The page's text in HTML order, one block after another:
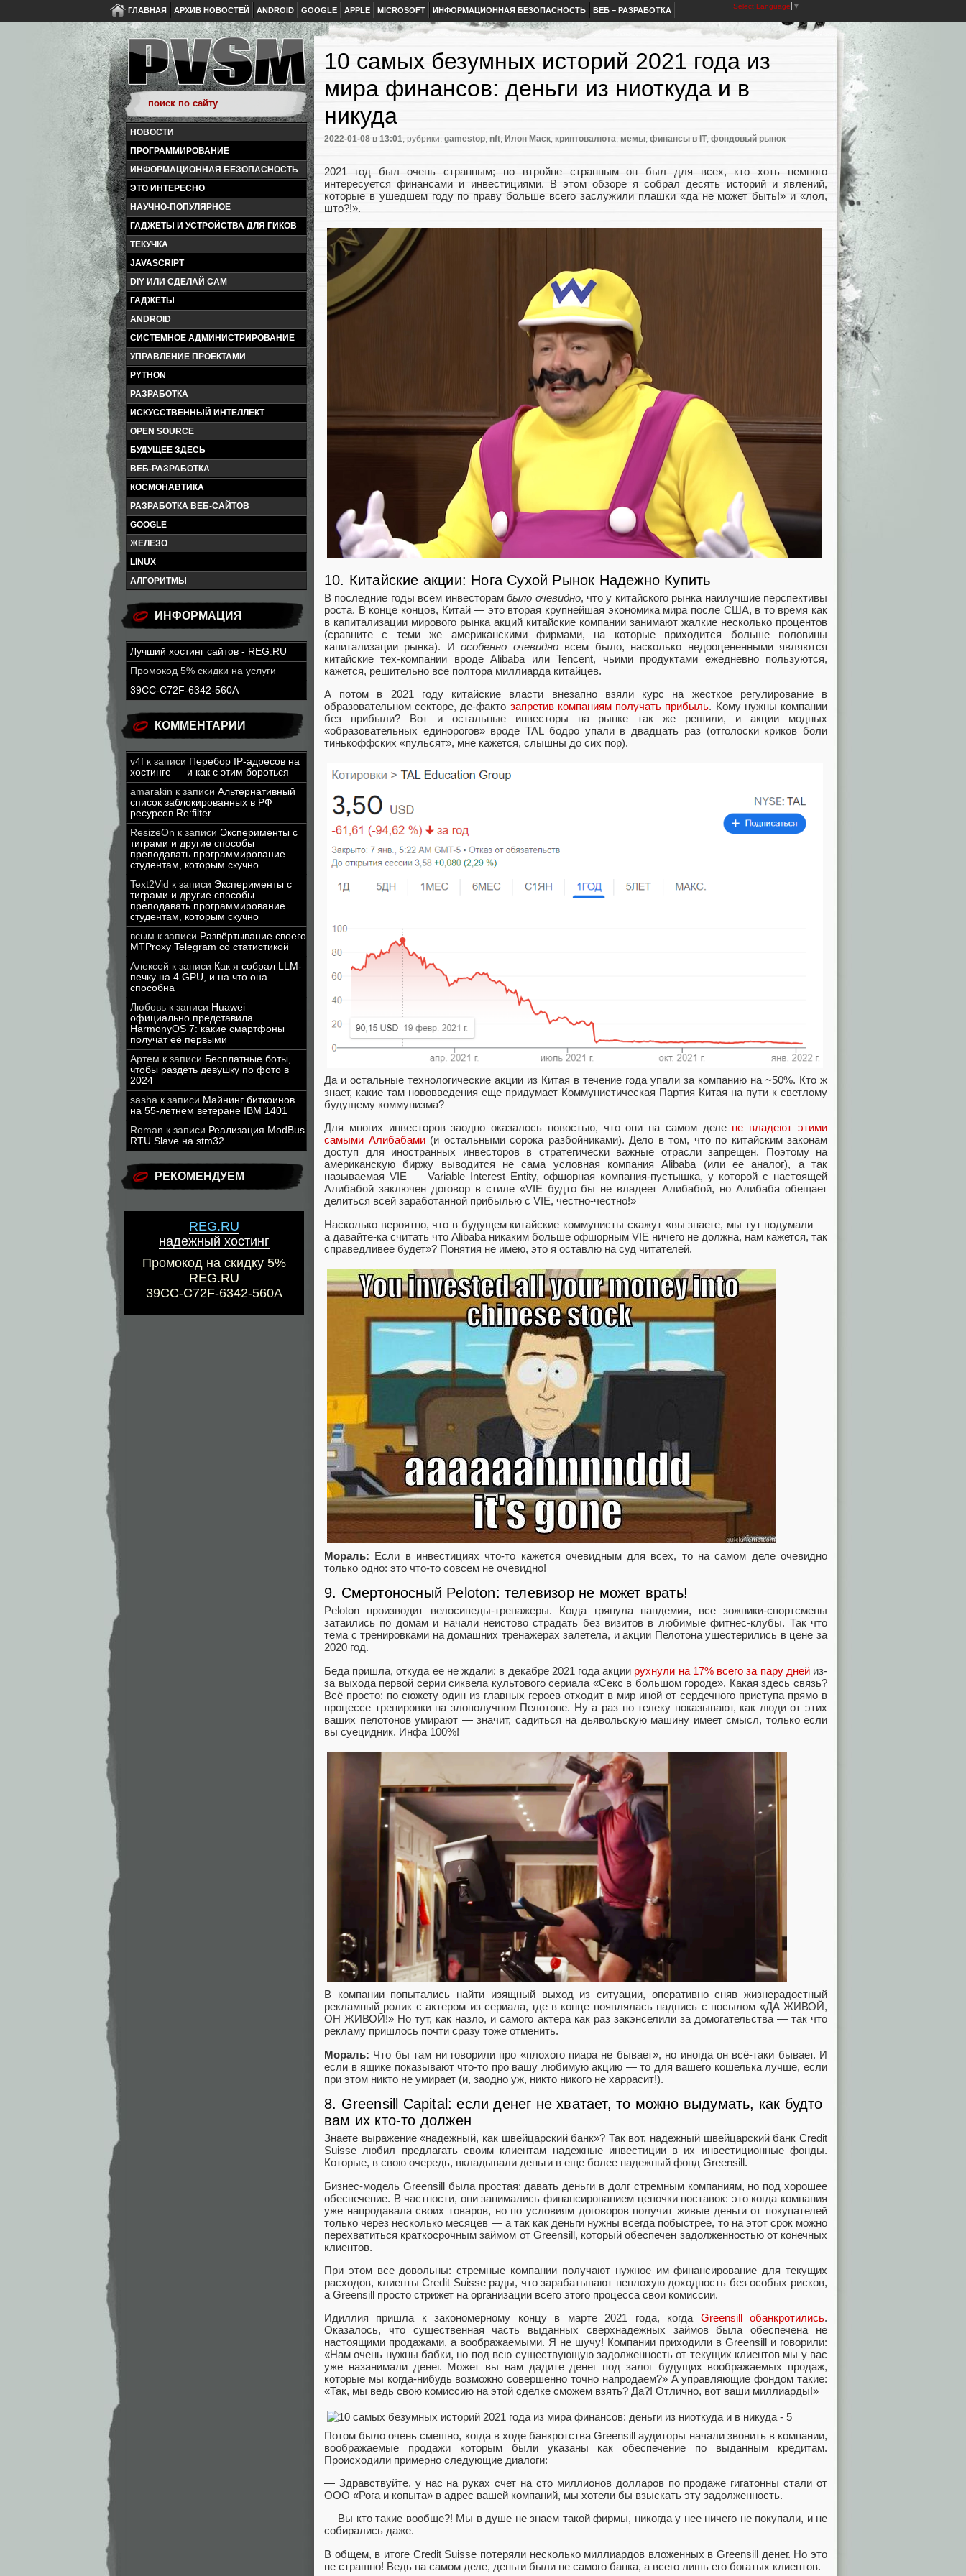
ГЛАВНАЯ АРХИВ НОВОСТЕЙ ANDROID GOOGLE APPLE MICROSOFT ИНФОРМАЦИОННАЯ БЕЗОПАСНОСТЬ ВЕБ – РАЗРАБОТКА Select Language ▼
НОВОСТИ
ПРОГРАММИРОВАНИЕ
ИНФОРМАЦИОННАЯ БЕЗОПАСНОСТЬ
ЭТО ИНТЕРЕСНО
НАУЧНО-ПОПУЛЯРНОЕ
ГАДЖЕТЫ И УСТРОЙСТВА ДЛЯ ГИКОВ
ТЕКУЧКА
JAVASCRIPT
DIY ИЛИ СДЕЛАЙ САМ
ГАДЖЕТЫ
ANDROID
СИСТЕМНОЕ АДМИНИСТРИРОВАНИЕ
УПРАВЛЕНИЕ ПРОЕКТАМИ
PYTHON
РАЗРАБОТКА
ИСКУССТВЕННЫЙ ИНТЕЛЛЕКТ
OPEN SOURCE
БУДУЩЕЕ ЗДЕСЬ
ВЕБ-РАЗРАБОТКА
КОСМОНАВТИКА
РАЗРАБОТКА ВЕБ-САЙТОВ
GOOGLE
ЖЕЛЕЗО
LINUX
АЛГОРИТМЫ
ИНФОРМАЦИЯ
Лучший хостинг сайтов - REG.RU
Промокод 5% скидки на услуги
39CC-C72F-6342-560A
КОММЕНТАРИИ
v4f к записи Перебор IP-адресов на
хостинге — и как с этим бороться
amarakin к записи Альтернативный
список заблокированных в РФ
ресурсов Re:filter
ResizeOn к записи Эксперименты с
тиграми и другие способы
преподавать программирование
студентам, которым скучно
Text2Vid к записи Эксперименты с
тиграми и другие способы
преподавать программирование
студентам, которым скучно
всым к записи Развёртывание своего
MTProxy Telegram со статистикой
Алексей к записи Как я собрал LLM-
печку на 4 GPU, и на что она
способна
Любовь к записи Huawei
официально представила
HarmonyOS 7: какие смартфоны
получат её первыми
Артем к записи Бесплатные боты,
чтобы раздеть девушку по фото в
2024
sasha к записи Майнинг биткоинов
на 55-летнем ветеране IBM 1401
Roman к записи Реализация ModBus
RTU Slave на stm32
РЕКОМЕНДУЕМ
REG.RU
надежный хостинг
Промокод на скидку 5%
REG.RU
39CC-C72F-6342-560A
10 самых безумных историй 2021 года из
мира финансов: деньги из ниоткуда и в
никуда
2022-01-08 в 13:01, рубрики: gamestop, nft, Илон Маск, криптовалюта, мемы, финансы в IT, фондовый рынок
2021 год был очень странным; но втройне странным он был для всех, кто хоть немного
интересуется финансами и инвестициями. В этом обзоре я собрал десять историй и явлений,
которые в ушедшем году по праву больше всего заслужили плашки «да не может быть!» и «лол,
што?!».
10. Китайские акции: Нога Сухой Рынок Надежно Купить
В последние годы всем инвесторамбыло очевидно, что у китайского рынка наилучшие перспективы
роста. В конце концов, Китай — это вторая крупнейшая экономика мира после США, в то время как
в капитализации мирового рынка акций китайские компании занимают жалкие несколько процентов
(сравните с теми же американскими фирмами, на которые приходится больше половины
капитализации рынка). Иособенно очевидновсем было, насколько недооцененными являются
китайские тех-компании вроде Alibaba или Tencent, чьими продуктами ежедневно пользуются,
кажется, решительно все полтора миллиарда китайцев.
А потом в 2021 году китайские власти внезапно взяли курс на жесткое регулирование в
образовательном секторе, де-факто запретив компаниям получать прибыль. Кому нужны компании
без прибыли? Вот и остальные инвесторы на рынке так же решили, и акции модных
«образовательных единорогов» вроде TAL бодро упали в двадцать раз (отголоски криков боли
тинькоффских «пульсят», мне кажется, слышны до сих пор).
Да и остальные технологические акции из Китая в течение года упали за компанию на ~50%. Кто ж
знает, какие там нововведения еще придумает Коммунистическая Партия Китая на пути к светлому
будущему коммунизма?
Для многих инвесторов заодно оказалось новостью, что они на самом деле не владеют этими
самыми Алибабами(и остальными сорока разбойниками). Дело в том, что по китайским законам
доступ для иностранных инвесторов в стратегически важные отрасли запрещен. Поэтому на
американскую биржу выводится не сама условная компания Alibaba (или ее аналог), а так
называемая VIE — Variable Interest Entity, офшорная компания-пустышка, у которой с настоящей
Алибабой заключен договор в стиле «VIE будто бы не владеет Алибабой, но Алибаба обещает
делиться всей заработанной прибылью с VIE, честно-честно!»
Насколько вероятно, что в будущем китайские коммунисты скажут «вы знаете, мы тут подумали —
а давайте-ка считать что Alibaba никаким больше офшорным VIE ничего не должна, нам кажется, так
справедливее будет»? Понятия не имею, это я оставлю на суд читателей.
Мораль: Если в инвестициях что-то кажется очевидным для всех, то на самом деле очевидно
только одно: это что-то совсем не очевидно!
9. Смертоносный Peloton: телевизор не может врать!
Peloton производит велосипеды-тренажеры. Когда грянула пандемия, все зожники-спортсмены
затаились по домам и начали неистово страдать без визитов в любимые фитнес-клубы. Так что
тема с тренировками на домашних тренажерах залетела, и акции Пелотона ушестерились в цене за
2020 год.
Беда пришла, откуда ее не ждали: в декабре 2021 года акции рухнули на 17% всего за пару днейиз-
за выхода первой серии сиквела культового сериала «Секс в большом городе». Какая здесь связь?
Всё просто: по сюжету один из главных героев отходит в мир иной от сердечного приступа прямо в
процессе тренировки на злополучном Пелотоне. Ну а раз по телеку показывают, как люди от этих
ваших пелотонов умирают — значит, садиться на дьявольскую машину имеет смысл, только если
вы суецидник. Инфа 100%!
В компании попытались найти изящный выход из ситуации, оперативно сняв жизнерадостный
рекламный ролик с актером из сериала, где в конце появлялась надпись с посылом «ДА ЖИВОЙ,
ОН ЖИВОЙ!» Но тут, как назло, и самого актера как раз закэнселили за домогательства — так что
рекламу пришлось почти сразу тоже отменить.
Мораль: Что бы там ни говорили про «плохого пиара не бывает», но иногда он всё-таки бывает. И
если в ящике показывают что-то про вашу любимую акцию — то для вашего кошелька лучше, если
при этом никто не умирает (и, заодно уж, никто никого не харрасит!).
8. Greensill Capital: если денег не хватает, то можно выдумать, как будто
вам их кто-то должен
Знаете выражение «надежный, как швейцарский банк»? Так вот, надежный швейцарский банк Credit
Suisse любил предлагать своим клиентам надежные инвестиции в их инвестиционные фонды.
Которые, в свою очередь, вкладывали деньги в еще более надежный фонд Greensill.
Бизнес-модель Greensill была простая: давать деньги в долг стремным компаниям, но под хорошее
обеспечение. В частности, они занимались финансированием цепочки поставок: это когда компания
уже напродавала своих товаров, но по условиям договоров получит живые деньги от покупателей
только через несколько месяцев — а так как деньги нужны всегда побыстрее, то на этот срок можно
перехватиться краткосрочным займом от Greensill, который обеспечен задолженностью от конечных
клиентов.
При этом все довольны: стремные компании получают нужное им финансирование для текущих
расходов, клиенты Credit Suisse рады, что зарабатывают неплохую доходность без особых рисков,
а Greensill просто стрижет на организации всего этого процесса свои комиссии.
Идиллия пришла к закономерному концу в марте 2021 года, когда Greensill обанкротились.
Оказалось, что существенная часть выданных сверхнадежных займов была обеспечена не
настоящими продажами, а воображаемыми. Я не шучу! Компании приходили в Greensill и говорили:
«Нам очень нужны бабки, но под всю существующую задолженность от текущих клиентов мы у вас
уже назанимали денег. Может вы нам дадите денег под залог будущих воображаемых продаж,
которые мы когда-нибудь возможно совершенно точно напродаем?» А управляющие фондом такие:
«Так, мы ведь свою комиссию на этой сделке сможем взять? Да?! Отлично, вот ваши миллиарды!»
Потом было очень смешно, когда в ходе банкротства Greensill аудиторы начали звонить в компании,
воображаемые продажи которым были указаны как обеспечение по выданным кредитам.
Происходили примерно следующие диалоги:
— Здравствуйте, у нас на руках счет на сто миллионов долларов по продаже гигатонны стали от
ООО «Рога и копыта» в адрес вашей компаний, мы хотели бы взыскать эту задолженность.
— Вы кто такие вообще?! Мы в душе не знаем такой фирмы, никогда у нее ничего не покупали, и не
собирались даже.
В общем, в итоге Credit Suisse потеряли несколько миллиардов вложенных в Greensill денег. Но это
не страшно! Ведь на самом деле, деньги были не самого банка, а всего лишь его богатых клиентов.